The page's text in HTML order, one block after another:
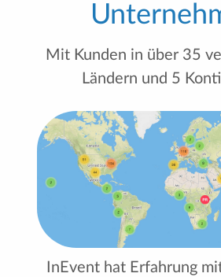
Mit Kunden in über 35
Ländern und 5
InEvent hat Erfahrung